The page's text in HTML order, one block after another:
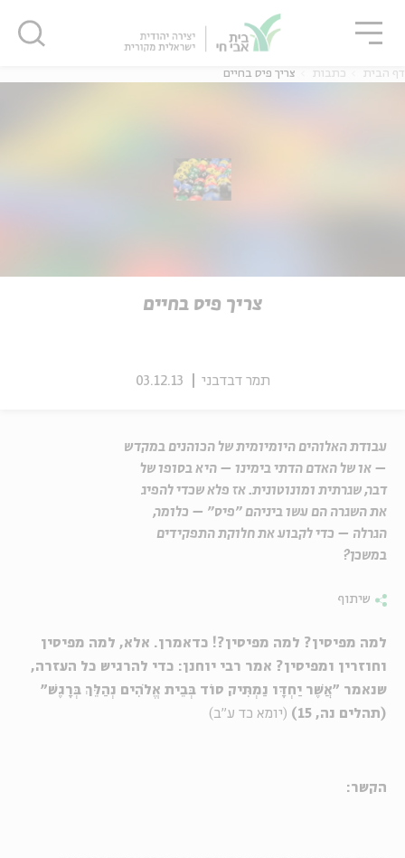
אנגלית
דף הבית כתבות צריך פיס בחיים
צריך פיס בחיים
תמר דבדבני 03.12.13
עבודת האלוהים היומיומית של הכוהנים במקדש
– או של האדם הדתי בימינו – היא בסופו של
דבר, שגרתית ומונוטונית. אז פלא שכדי להפיג
את השגרה הם עשו ביניהם "פיס" – כלומר,
הגרלה – כדי לקבוע את חלוקת התפקידים
במשכן?
שיתוף
למה מפיסין? למה מפיסין?! כדאמרן. אלא, למה מפיסין
וחוזרין ומפיסין? אמר רבי יוחנן: כדי להרגיש כל העזרה,
שנאמר "אֲשֶׁר יַחְדָּו נַמְתִּיק סוֹד בְּבֵית אֱלֹהִים נְהַלֵּךְ בְּרָגֶשׁ"
(תהלים נה, 15)
(יומא כד ע"ב)
הקשר:
סגור